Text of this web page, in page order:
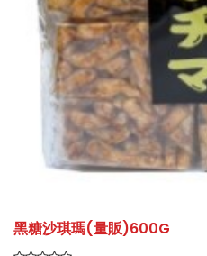
黑糖沙琪瑪(量販)600G